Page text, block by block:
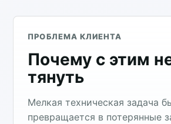
ПРОБЛЕМА КЛИЕНТА
Почему с этим
тянуть
Мелкая техническая задача
превращается в потерянные